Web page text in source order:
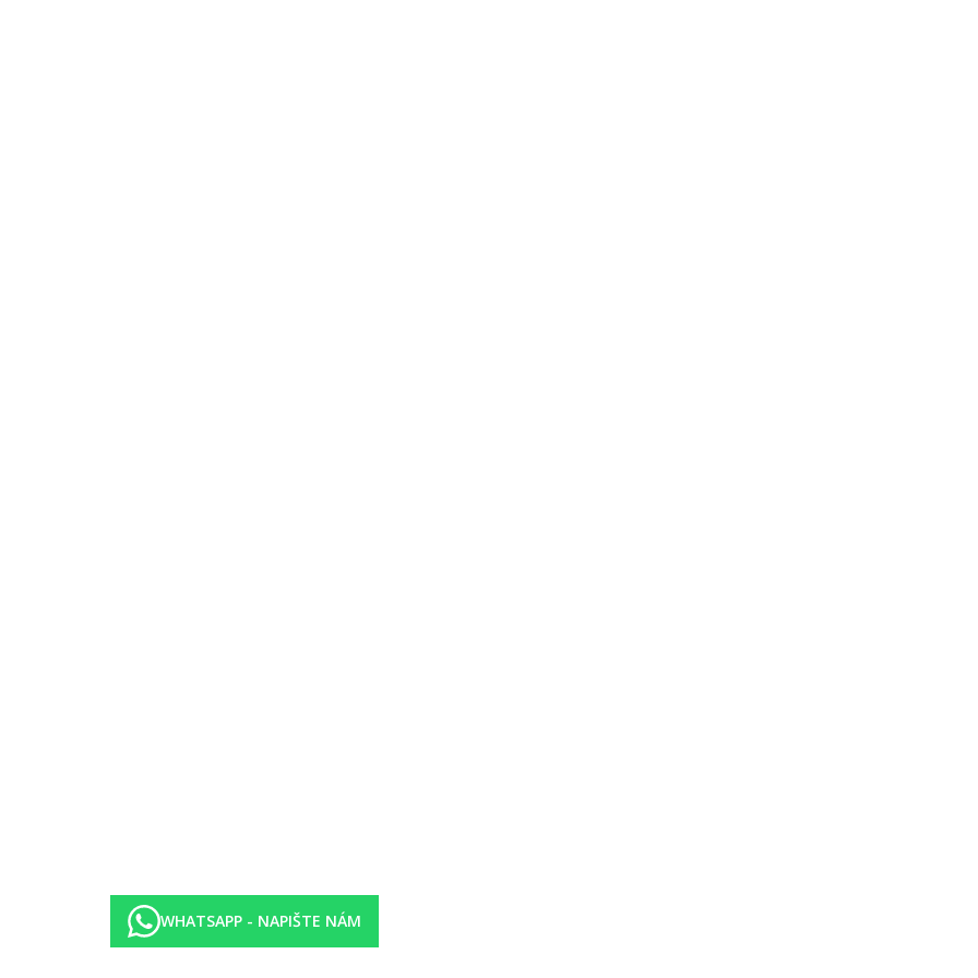
bar, prádelna za poplatek, konferenční místnost. Venku bazén, terasa s lehátky a slunečníky zdarma, bar u bazénu, zahrada. Nově
500 m od hotelu, lehátka a slunečníky za poplatek.
Mirage (adults only)
WHATSAPP - NAPIŠTE NÁM